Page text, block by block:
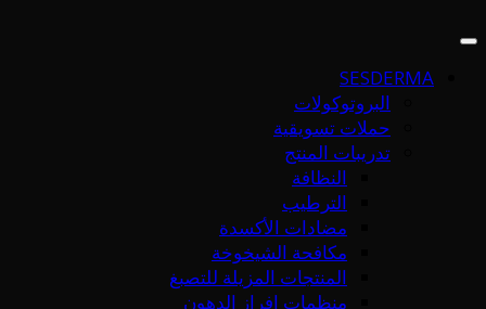
SESDERMA
البروتوكولات
حملات تسويقية
تدريبات المنتج
النظافة
الترطيب
مضادات الأكسدة
مكافحة الشيخوخة
المنتجات المزيلة للتصبغ
منظمات إفراز الدهون